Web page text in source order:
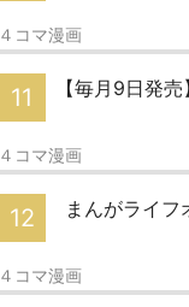
４コマ漫画
11 【毎月9日発
４コマ漫画
12 まんがライ
４コマ漫画